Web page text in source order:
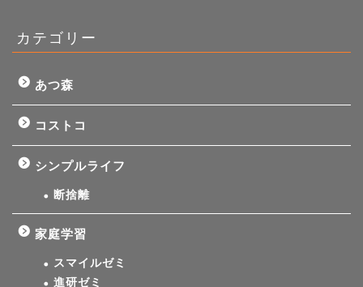
カテゴリー
あつ森
コストコ
シンプルライフ
断捨離
家庭学習
スマイルゼミ
進研ゼミ